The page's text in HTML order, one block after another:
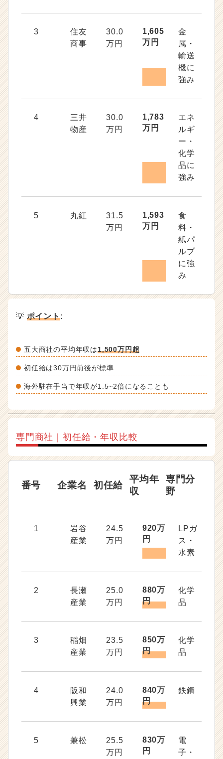
3
住友
商事
30.0
万円
1,605
万円
金
属・
輸送
機に
強み
4
三井
物産
30.0
万円
1,783
万円
エネ
ルギ
ー・
化学
品に
強み
5 丸紅
31.5
万円
1,593
万円
食
料・
紙パ
ルプ
に強
み
💡 ポイント:
五大商社の平均年収は1,500万円超
初任給は30万円前後が標準
海外駐在手当で年収が1.5~2倍になることも
専門商社｜初任給・年収比較
番号 企業名 初任給
平均年
収
専門分
野
1
岩谷
産業
24.5
万円
920万
円
LPガ
ス・
水素
2
長瀬
産業
25.0
万円
880万
円
化学
品
3
稲畑
産業
23.5
万円
850万
円
化学
品
4
阪和
興業
24.0
万円
840万
円
鉄鋼
5 兼松
25.5
万円
830万
円
電
子・